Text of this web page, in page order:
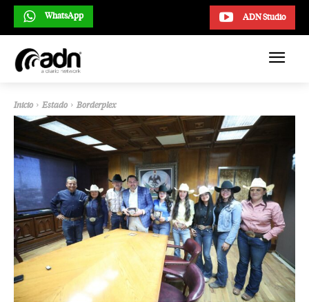
ADN Studio
WhatsApp
Inicio Estado Borderplex